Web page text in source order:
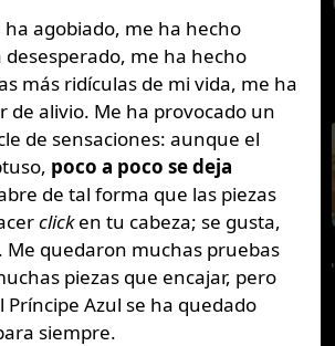
agobiado, me ha hecho
desesperado, me ha hecho
más ridículas de mi vida, me ha
de alivio. Me ha provocado un
de sensaciones: aunque el
poco a poco se deja
de tal forma que las piezas
clicken tu cabeza; se gusta,
Me quedaron muchas pruebas
piezas que encajar, pero
Príncipe Azul se ha quedado
siempre.